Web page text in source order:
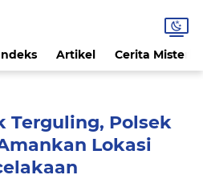
Artikel Cerita Misteri
Terguling, Polsek
Lokasi